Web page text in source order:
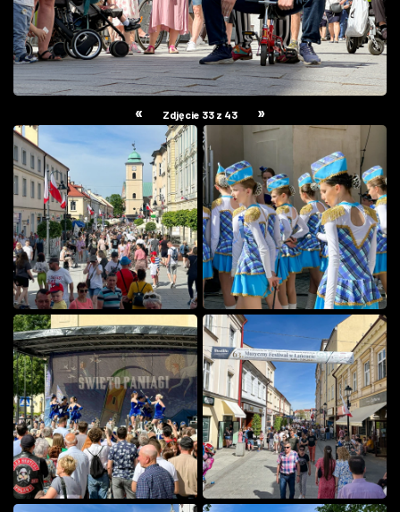
« Zdjęcie 33 z 43 »